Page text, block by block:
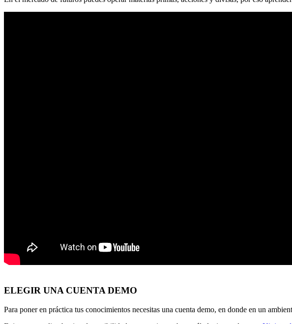
ELEGIR UNA CUENTA DEMO
Para poner en práctica tus conocimientos necesitas una cuenta demo, en donde en un